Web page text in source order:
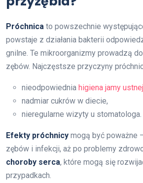
Próchnica to powszechnie
powstaje z działania bakterii
gnilne. Te mikroorganizmy prowadzą
zębów. Najczęstsze przyczyny
nieodpowiednia higiena jamy ustnej
nadmiar cukrów w diecie,
nieregularne wizyty u stomatologa.
Efekty próchnicy mogą być poważne
zębów i infekcji, aż po problemy
choroby serca, które mogą się
przypadkach.